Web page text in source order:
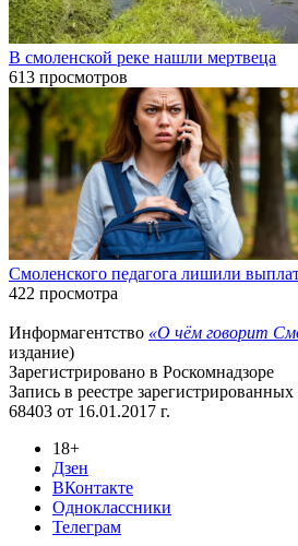
В смоленской реке нашли мертвеца
613 просмотров
Смоленского педагога лишили
422 просмотра
Информагентство «О чём говорит
издание)
Зарегистрировано в Роскомнадзоре
Запись в реестре
68403 от 16.01.2017 г.
18+
Дзен
ВКонтакте
Одноклассники
Телеграм